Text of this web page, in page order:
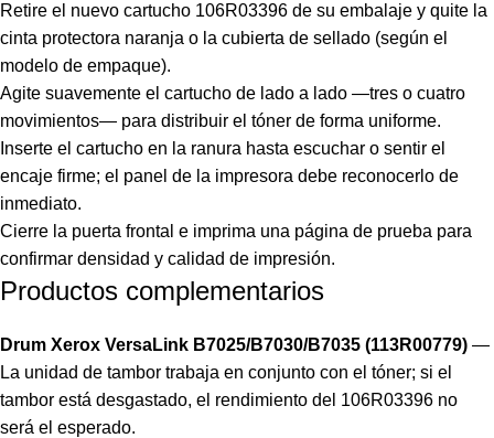
Retire el nuevo cartucho 106R03396 de su embalaje y quite la
cinta protectora naranja o la cubierta de sellado (según el
modelo de empaque).
Agite suavemente el cartucho de lado a lado —tres o cuatro
movimientos— para distribuir el tóner de forma uniforme.
Inserte el cartucho en la ranura hasta escuchar o sentir el
encaje firme; el panel de la impresora debe reconocerlo de
inmediato.
Cierre la puerta frontal e imprima una página de prueba para
confirmar densidad y calidad de impresión.
Productos complementarios
Drum Xerox VersaLink B7025/B7030/B7035 (113R00779) —
La unidad de tambor trabaja en conjunto con el tóner; si el
tambor está desgastado, el rendimiento del 106R03396 no
será el esperado.